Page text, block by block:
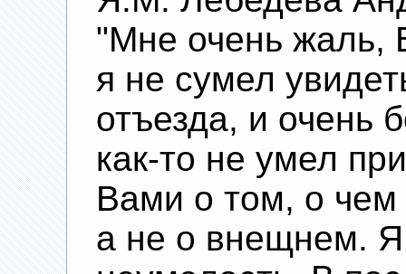
"Мне очень жаль,
я не сумел
отъезда, и очень
как-то не умел
Вами о том, о чем
а не о внещнем.